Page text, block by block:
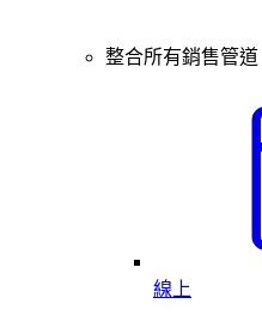
整合所有銷售管道
線上